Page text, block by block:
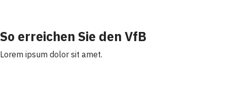
So erreichen Sie den VfB
Lorem ipsum dolor sit amet.